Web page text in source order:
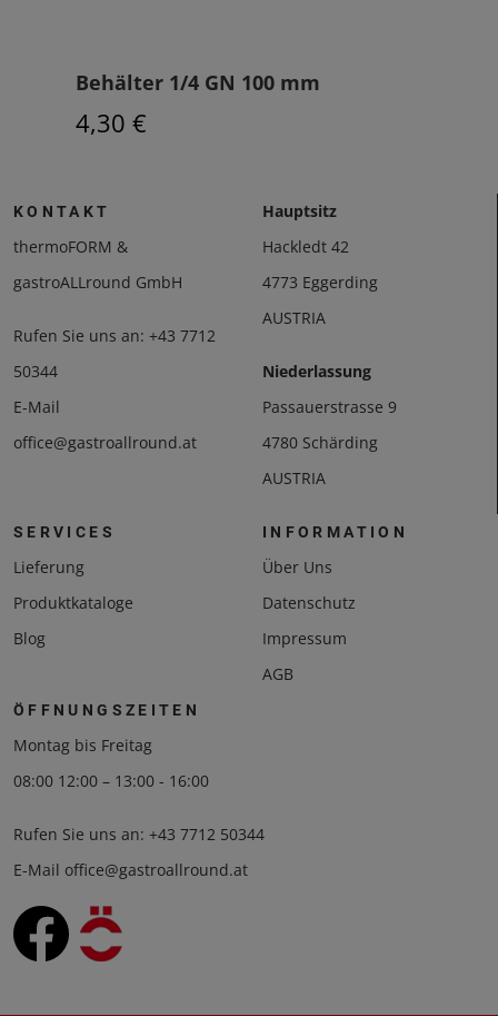
Behälter 1/4 GN 100 mm
4,30 €
KONTAKT
thermoFORM &
gastroALLround GmbH
Rufen Sie uns an: +43 7712
50344
E-Mail
office@gastroallround.at
Hauptsitz
Hackledt 42
4773 Eggerding
AUSTRIA
Niederlassung
Passauerstrasse 9
4780 Schärding
AUSTRIA
SERVICES
Lieferung
Produktkataloge
Blog
INFORMATION
Über Uns
Datenschutz
Impressum
AGB
ÖFFNUNGSZEITEN
Montag bis Freitag
08:00 12:00 – 13:00 - 16:00
Rufen Sie uns an: +43 7712 50344
E-Mail office@gastroallround.at